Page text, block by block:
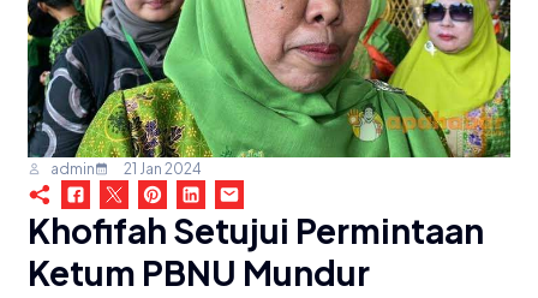
admin 21 Jan 2024
Khofifah Setujui Permintaan
Ketum PBNU Mundur